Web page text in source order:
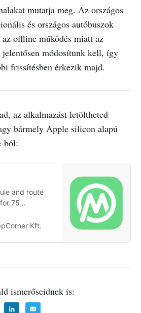
mutatja meg. Az országos
és országos autóbuszok
offline működés miatt az
módosítunk kell, így
frissítésben érkezik majd.
az alkalmazást letöltheted
bármely Apple silicon alapú
ból:
and route
75
Békés,
Fonyó…
Kft.
ismerőseidnek is: